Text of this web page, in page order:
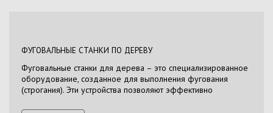
ФУГОВАЛЬНЫЕ СТАНКИ ПО ДЕРЕВУ
Фуговальные станки для дерева – это специализированное
оборудование, созданное для выполнения фугования
(строгания). Эти устройства позволяют эффективно